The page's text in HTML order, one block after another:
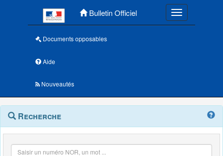
Bulletin Officiel Toggle
Documents opposables
Aide
Nouveautés
Navigation
outils
Menu
contextuel
Recherche